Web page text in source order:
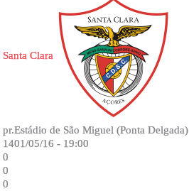
Santa Clara
pr.Estádio de São Miguel (Ponta Delgada)
1401/05/16 - 19:00
0
0
0